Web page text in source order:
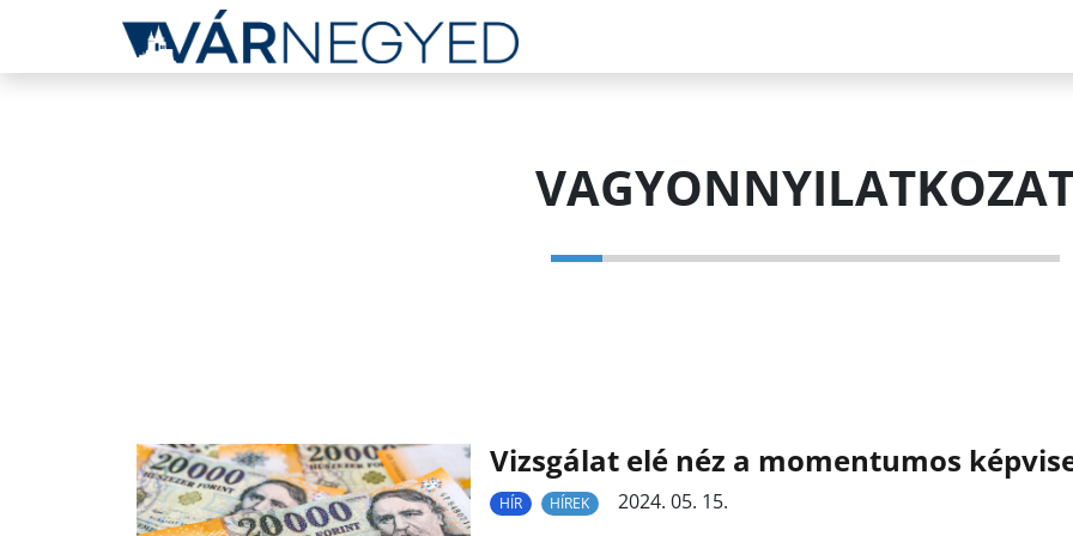
Vizsgálat elé néz a momentumos
HÍR HÍREK
2024. 05. 15.